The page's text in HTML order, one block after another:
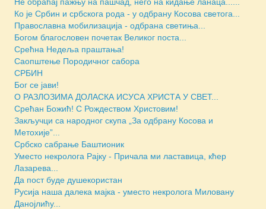
Ко је Србин и србскога рода - у одбрану Косова светога...
Православна мобилизација - одбрана светиња...
Богом благословен почетак Великог поста...
Срећна Недеља праштања!
Саопштење Породичног сабора
СРБИН
Бог се јави!
O РАЗЛОЗИМА ДОЛАСКА ИСУСА ХРИСТА У СВЕТ...
Срећан Божић! С Рождеством Христовим!
Закључци са народног скупа „За одбрану Косова и
Метохије”...
Србско сабрање Баштионик
Уместо некролога Рајку - Причала ми ластавица, кћер
Лазаревa...
Да пост буде душекористан
Русија наша далека мајка - уместо некролога Миловану
Данојлићу...